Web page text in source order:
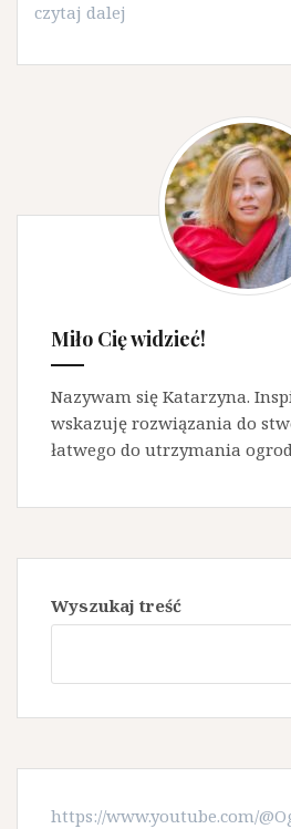
czytaj dalej
etapy
Miło Cię widzieć!
Nazywam się Katarzyna.
wskazuję rozwiązania do
łatwego do utrzymania
Wyszukaj treść
https://www.youtube.com/